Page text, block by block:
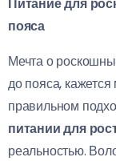
пояса
Мечта о
до пояса,
правильном
питании для
реальностью.